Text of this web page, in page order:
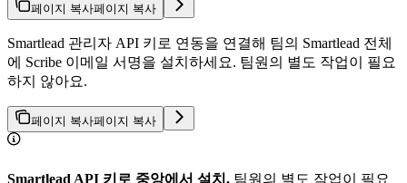
페이지 복사페이지 복사
Smartlead 관리자 API 키로 연동을 연결해 팀의 Smartlead 전체
에 Scribe 이메일 서명을 설치하세요. 팀원의 별도 작업이 필요
하지 않아요.
페이지 복사페이지 복사
Smartlead API 키로 중앙에서 설치. 팀원의 별도 작업이 필요